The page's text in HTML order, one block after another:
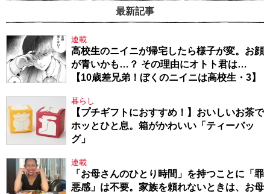
最新記事
連載
高校生のニイニが帰宅したら様子が変。お顔
が青いかも…？ その理由にオトト君は…
【10歳差兄弟！ぼくのニイニは高校生・3】
暮らし
【プチギフトにおすすめ！】おいしいお茶で
ホッとひと息。箱がかわいい「ティーバッ
グ」
連載
「お母さんのひとり時間」を持つことに「罪
悪感」は不要。家族を頼れないときは、お母